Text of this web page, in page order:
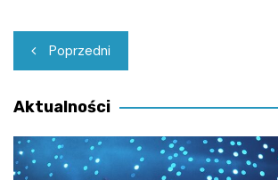
Nawigacja
wpisu
Poprzedni
Aktualności